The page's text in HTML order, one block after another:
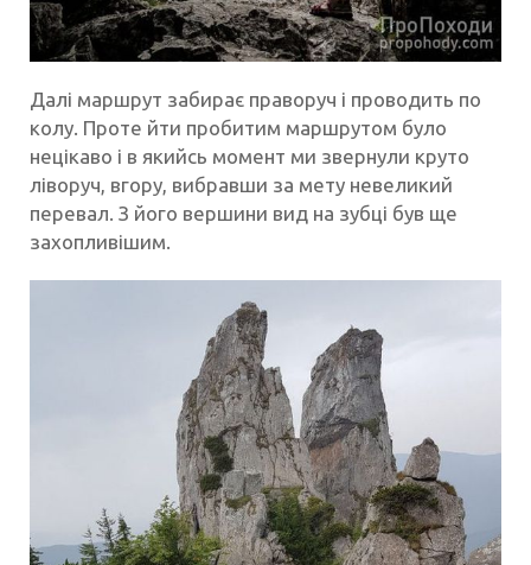
Далі маршрут забирає праворуч і проводить по
колу. Проте йти пробитим маршрутом було
нецікаво і в якийсь момент ми звернули круто
ліворуч, вгору, вибравши за мету невеликий
перевал. З його вершини вид на зубці був ще
захопливішим.